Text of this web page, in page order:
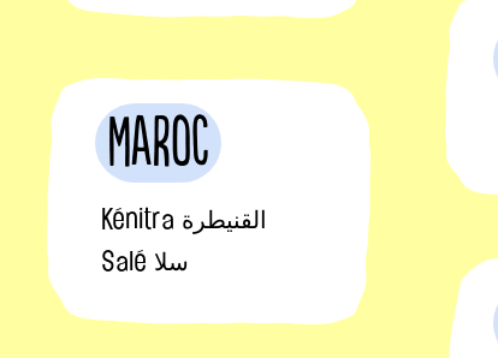
Maroc
Kénitra القنيطرة
Salé سلا